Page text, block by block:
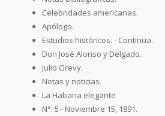
Celebridades americanas.
Apólogo.
Estudios históricos. - Continua.
Don José Alonso y Delgado.
Julio Grevy.
Notas y noticias.
La Habana elegante
N°. 5 - Noviembre 15, 1891.